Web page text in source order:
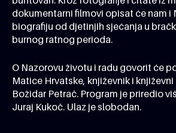
dokumentarni filmovi opisat će nam i
biografiju od djetinjih sjećanja u
burnog ratnog perioda.
O Nazorovu životu i radu govorit će
Matice Hrvatske, književnik i
Božidar Petrač. Program je priredio
Juraj Kukoč. Ulaz je slobodan.